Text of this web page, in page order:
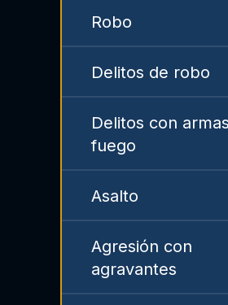
Robo
Delitos de robo
Delitos con
fuego
Asalto
Agresión con
agravantes